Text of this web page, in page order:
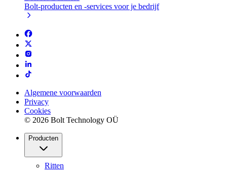
Bolt-producten en -services voor je bedrijf
Algemene voorwaarden
Privacy
Cookies
© 2026 Bolt Technology OÜ
Producten
Ritten